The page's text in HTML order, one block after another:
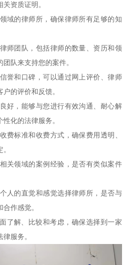
资质证明。
域的律师所，确保律师所有足够的知
师团队，包括律师的数量、资历和领
队来支持您的案件。
誉和口碑，可以通过网上评价、律师
的评价和反馈。
好，能够与您进行有效沟通、耐心解
化的法律服务。
费标准和收费方式，确保费用透明、
关领域的案例经验，是否有类似案件
人的直觉和感觉选择律师所，是否与
作感觉。
了解、比较和考虑，确保选择到一家
服务。